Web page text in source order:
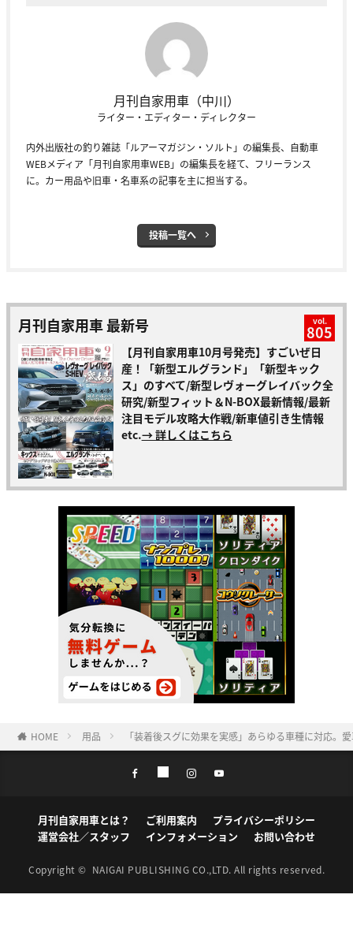
月刊自家用車（中川）
ライター・エディター・ディレクター
内外出版社の釣り雑誌「ルアーマガジン・ソルト」の編集長、自動車
WEBメディア「月刊自家用車WEB」の編集長を経て、フリーランス
に。カー用品や旧車・名車系の記事を主に担当する。
投稿一覧へ
月刊自家用車 最新号 vol.
805
【月刊自家用車10月号発売】すごいぜ日
産！「新型エルグランド」「新型キック
ス」のすべて/新型レヴォーグレイバック全
研究/新型フィット＆N-BOX最新情報/最新
注目モデル攻略大作戦/新車値引き生情報
etc.→ 詳しくはこちら
HOME 用品 「装着後スグに効果を実感」あらゆる車種に対応。
月刊自家用車とは？ ご利用案内
プライバシーポリシー
運営会社／スタッフ
インフォメーション お問い合わせ
Copyright © NAIGAI PUBLISHING CO.,LTD. All rights reserved.